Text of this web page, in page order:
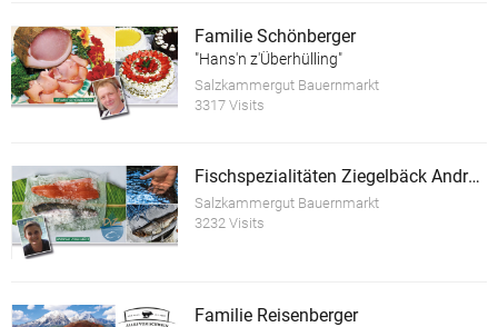
Familie Schönberger
"Hans'n z'Überhülling"
Salzkammergut Bauernmarkt
3317 Visits
Fischspezialitäten Ziegelbäck Andreas
Salzkammergut Bauernmarkt
3232 Visits
Familie Reisenberger